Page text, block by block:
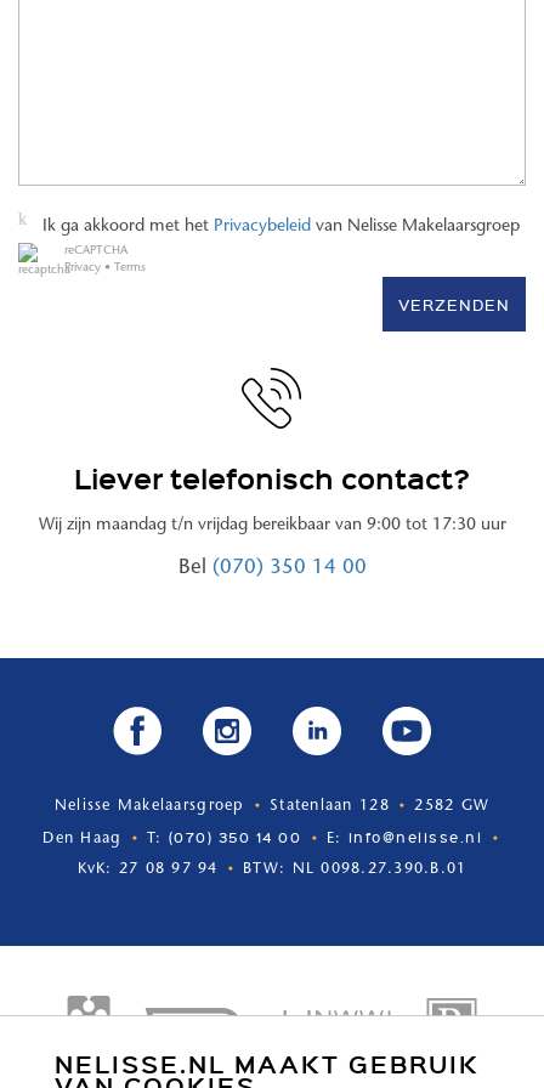
NELISSE.NL MAAKT GEBRUIK
Ik ga akkoord met het Privacybeleid van Nelisse Makelaarsgroep
reCAPTCHA
Privacy • Terms
VERZENDEN
Liever telefonisch contact?
Wij zijn maandag t/n vrijdag bereikbaar van 9:00 tot 17:30 uur
Bel (070) 350 14 00
Nelisse Makelaarsgroep Statenlaan 128 2582 GW
Den Haag T: (070) 350 14 00 E: info@nelisse.nl
KvK: 27 08 97 94 BTW: NL 0098.27.390.B.01